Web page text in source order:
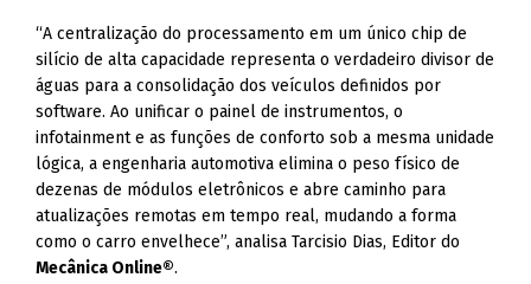
“A centralização do processamento em um único chip de
silício de alta capacidade representa o verdadeiro divisor de
águas para a consolidação dos veículos definidos por
software. Ao unificar o painel de instrumentos, o
infotainment e as funções de conforto sob a mesma unidade
lógica, a engenharia automotiva elimina o peso físico de
dezenas de módulos eletrônicos e abre caminho para
atualizações remotas em tempo real, mudando a forma
como o carro envelhece”, analisa Tarcisio Dias, Editor do
Mecânica Online®.